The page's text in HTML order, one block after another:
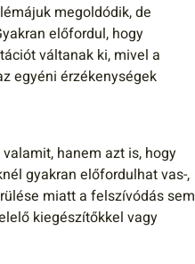
megoldódik, de
előfordul, hogy
váltanak ki, mivel a
egyéni érzékenységek
hanem azt is, hogy
gyakran előfordulhat vas-,
miatt a felszívódás sem
kiegészítőkkel vagy